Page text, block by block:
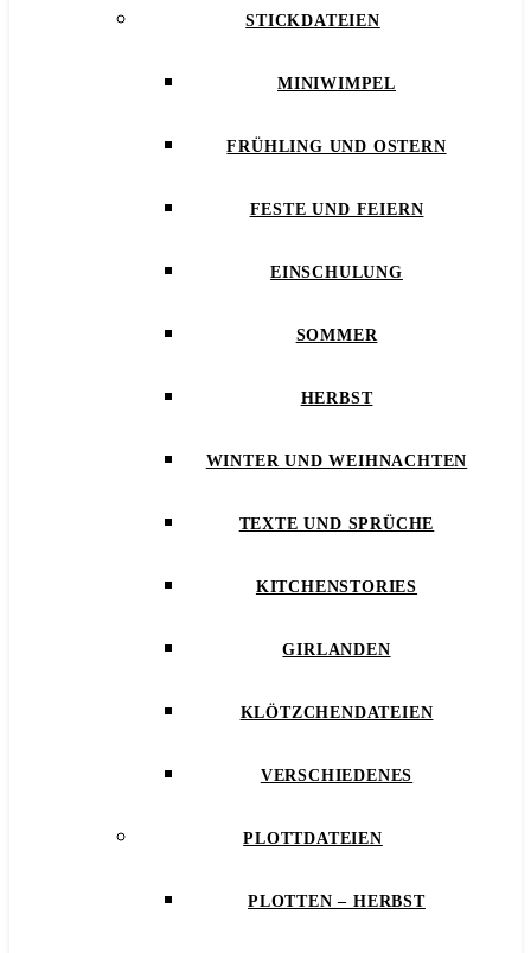
STICKDATEIEN
MINIWIMPEL
FRÜHLING UND OSTERN
FESTE UND FEIERN
EINSCHULUNG
SOMMER
HERBST
WINTER UND WEIHNACHTEN
TEXTE UND SPRÜCHE
KITCHENSTORIES
GIRLANDEN
KLÖTZCHENDATEIEN
VERSCHIEDENES
PLOTTDATEIEN
PLOTTEN – HERBST